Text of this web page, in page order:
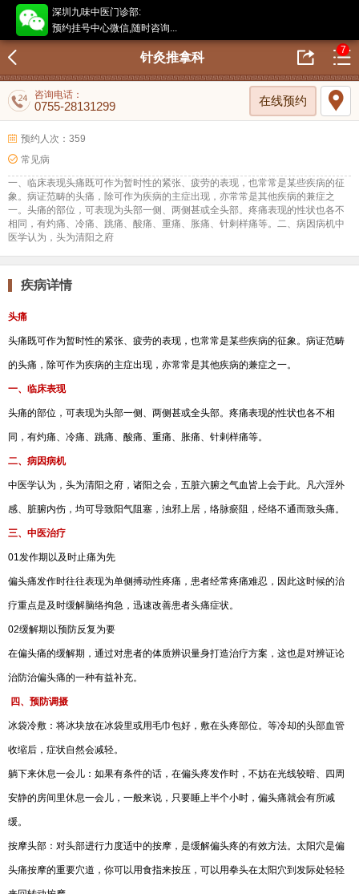
深圳九味中医门诊部:
预约挂号中心微信,随时咨询...
针灸推拿科
7
咨询电话：
0755-28131299 在线预约
预约人次：359
常见病
一、临床表现头痛既可作为暂时性的紧张、疲劳的表现，也常常是某些疾病的征
象。病证范畴的头痛，除可作为疾病的主症出现，亦常常是其他疾病的兼症之
一。头痛的部位，可表现为头部一侧、两侧甚或全头部。疼痛表现的性状也各不
相同，有灼痛、冷痛、跳痛、酸痛、重痛、胀痛、针剌样痛等。二、病因病机中
医学认为，头为清阳之府
疾病详情
头痛
头痛既可作为暂时性的紧张、疲劳的表现，也常常是某些疾病的征象。病证范畴
的头痛，除可作为疾病的主症出现，亦常常是其他疾病的兼症之一。
一、临床表现
头痛的部位，可表现为头部一侧、两侧甚或全头部。疼痛表现的性状也各不相
同，有灼痛、冷痛、跳痛、酸痛、重痛、胀痛、针剌样痛等。
二、病因病机
中医学认为，头为清阳之府，诸阳之会，五脏六腑之气血皆上会于此。凡六淫外
感、脏腑内伤，均可导致阳气阻塞，浊邪上居，络脉瘀阻，经络不通而致头痛。
三、中医治疗
01发作期以及时止痛为先
偏头痛发作时往往表现为单侧搏动性疼痛，患者经常疼痛难忍，因此这时候的治
疗重点是及时缓解脑络拘急，迅速改善患者头痛症状。
02缓解期以预防反复为要
在偏头痛的缓解期，通过对患者的体质辨识量身打造治疗方案，这也是对辨证论
治防治偏头痛的一种有益补充。
四、预防调摄
冰袋冷敷：将冰块放在冰袋里或用毛巾包好，敷在头疼部位。等冷却的头部血管
收缩后，症状自然会减轻。
躺下来休息一会儿：如果有条件的话，在偏头疼发作时，不妨在光线较暗、四周
安静的房间里休息一会儿，一般来说，只要睡上半个小时，偏头痛就会有所减
缓。
按摩头部：对头部进行力度适中的按摩，是缓解偏头疼的有效方法。太阳穴是偏
头痛按摩的重要穴道，你可以用食指来按压，可以用拳头在太阳穴到发际处轻轻